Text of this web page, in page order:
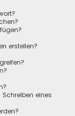
erstellen?
eines